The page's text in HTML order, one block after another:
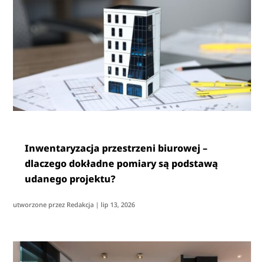
Inwentaryzacja przestrzeni biurowej –
dlaczego dokładne pomiary są podstawą
udanego projektu?
utworzone przez Redakcja | lip 13, 2026